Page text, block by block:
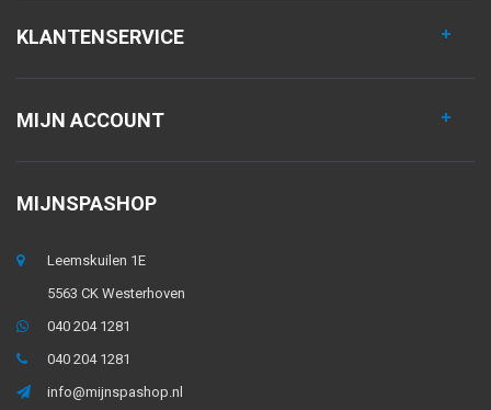
KLANTENSERVICE
MIJN ACCOUNT
MIJNSPASHOP
Leemskuilen 1E
5563 CK Westerhoven
040 204 1281
040 204 1281
info@mijnspashop.nl